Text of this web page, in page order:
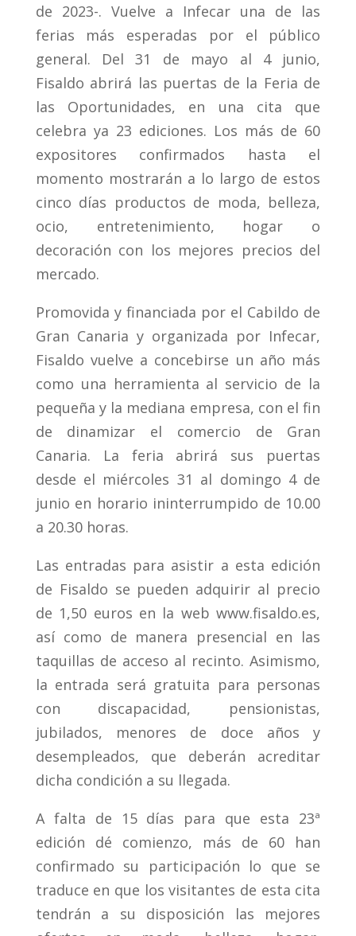
de 2023-. Vuelve a Infecar una de las
ferias más esperadas por el público
general. Del 31 de mayo al 4 junio,
Fisaldo abrirá las puertas de la Feria de
las Oportunidades, en una cita que
celebra ya 23 ediciones. Los más de 60
expositores confirmados hasta el
momento mostrarán a lo largo de estos
cinco días productos de moda, belleza,
ocio, entretenimiento, hogar o
decoración con los mejores precios del
mercado.
Promovida y financiada por el Cabildo de
Gran Canaria y organizada por Infecar,
Fisaldo vuelve a concebirse un año más
como una herramienta al servicio de la
pequeña y la mediana empresa, con el fin
de dinamizar el comercio de Gran
Canaria. La feria abrirá sus puertas
desde el miércoles 31 al domingo 4 de
junio en horario ininterrumpido de 10.00
a 20.30 horas.
Las entradas para asistir a esta edición
de Fisaldo se pueden adquirir al precio
de 1,50 euros en la web www.fisaldo.es,
así como de manera presencial en las
taquillas de acceso al recinto. Asimismo,
la entrada será gratuita para personas
con discapacidad, pensionistas,
jubilados, menores de doce años y
desempleados, que deberán acreditar
dicha condición a su llegada.
A falta de 15 días para que esta 23ª
edición dé comienzo, más de 60 han
confirmado su participación lo que se
traduce en que los visitantes de esta cita
tendrán a su disposición las mejores